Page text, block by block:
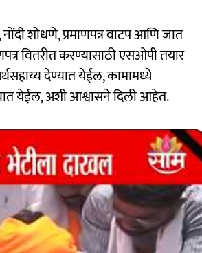
शोधणे, प्रमाणपत्र वाटप आणि जात
वितरीत करण्यासाठी एसओपी तयार
देण्यात येईल, कामामध्ये
येईल, अशी आश्वासने दिली आहेत.